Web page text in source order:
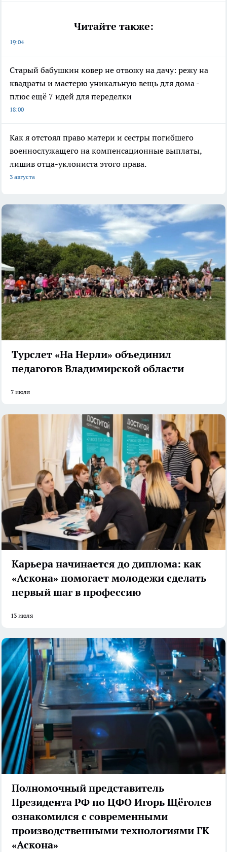
Читайте также:
19:04
Старый бабушкин ковер не отвожу на дачу: режу на
квадраты и мастерю уникальную вещь для дома -
плюс ещё 7 идей для переделки
18:00
Как я отстоял право матери и сестры погибшего
военнослужащего на компенсационные выплаты,
лишив отца-уклониста этого права.
3 августа
Турслет «На Нерли» объединил
педагогов Владимирской области
7 июля
Карьера начинается до диплома: как
«Аскона» помогает молодежи сделать
первый шаг в профессию
13 июля
Полномочный представитель
Президента РФ по ЦФО Игорь Щёголев
ознакомился с современными
производственными технологиями ГК
«Аскона»